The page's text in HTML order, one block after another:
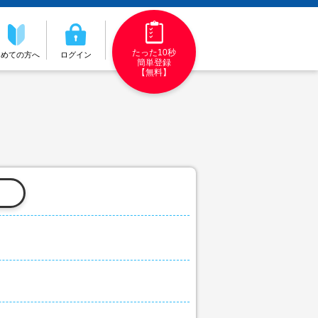
ての方へ ログイン
たった10秒
簡単登録
【無料】